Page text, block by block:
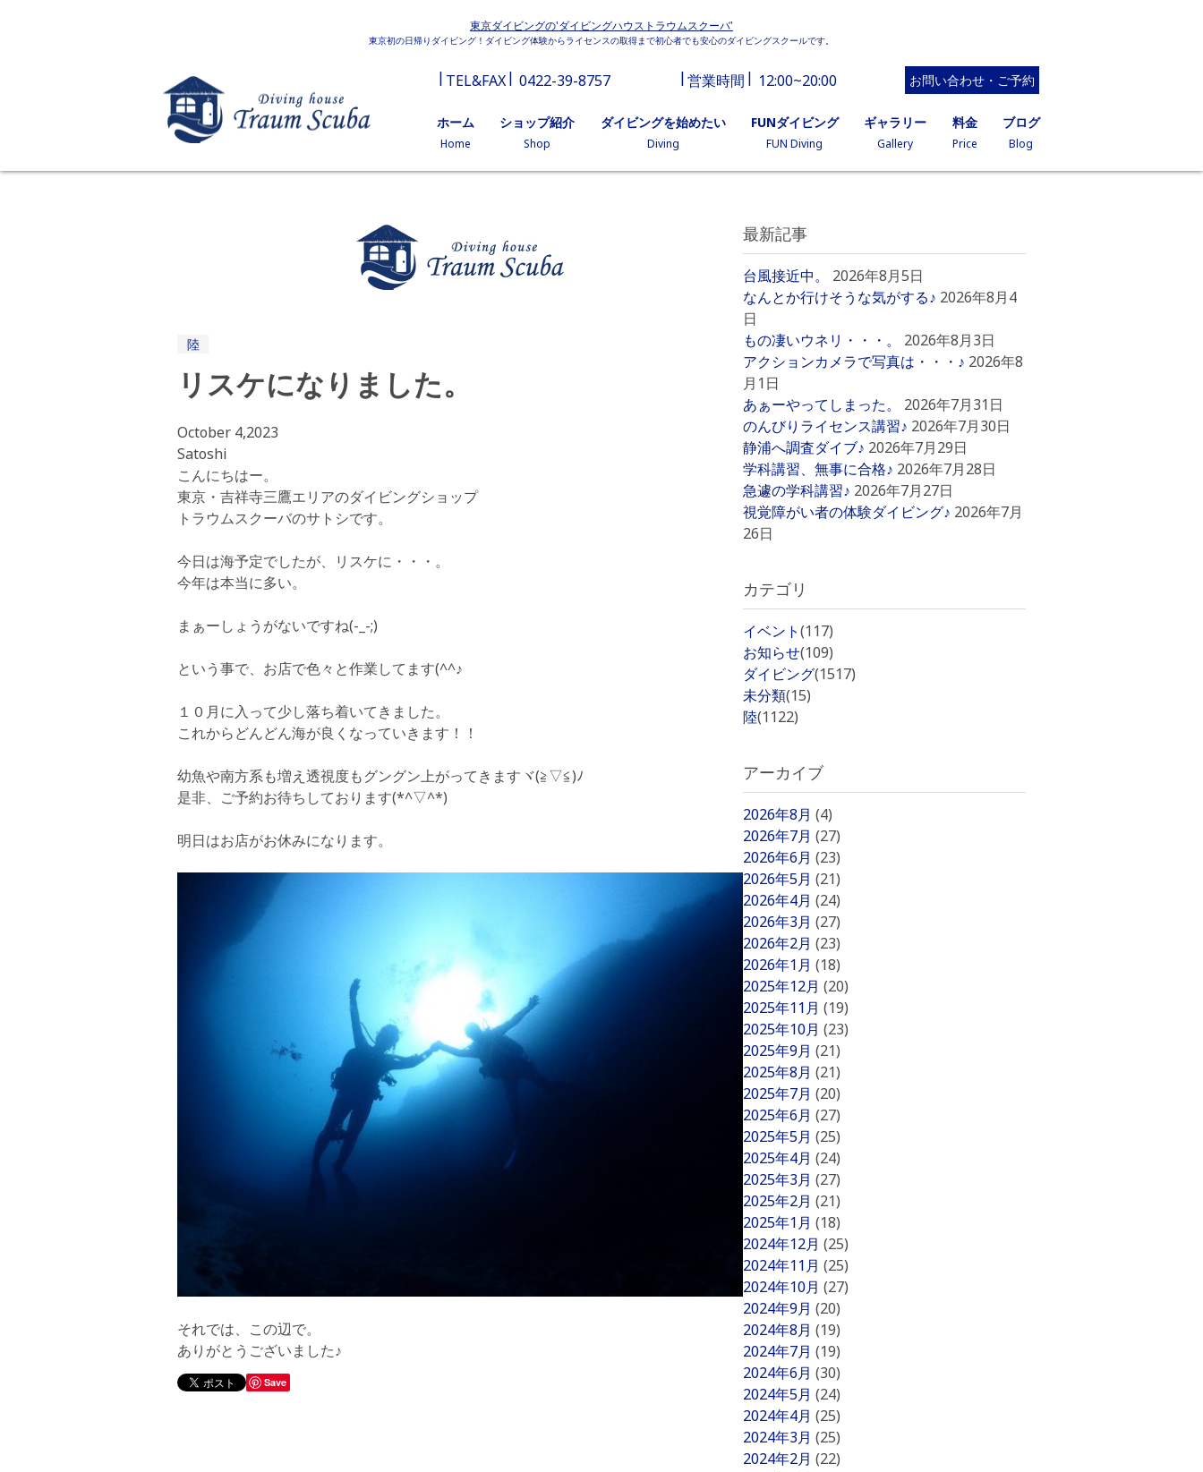
東京ダイビングの'ダイビングハウストラウムスクーバ'
東京初の日帰りダイビング！ダイビング体験からライセンスの取得まで初心者でも安心のダイビングスクールです。
TEL&FAX 0422-39-8757 営業時間 12:00~20:00 お問い合わせ・ご予約
ホーム
Home
ショップ紹介
Shop
ダイビングを始めたい
Diving
FUNダイビング
FUN Diving
ギャラリー
Gallery
料金
Price
ブログ
Blog
陸
リスケになりました。
October 4,2023
Satoshi
こんにちはー。
東京・吉祥寺三鷹エリアのダイビングショップ
トラウムスクーバのサトシです。
今日は海予定でしたが、リスケに・・・。
今年は本当に多い。
まぁーしょうがないですね(-_-;)
という事で、お店で色々と作業してます(^^♪
１０月に入って少し落ち着いてきました。
これからどんどん海が良くなっていきます！！
幼魚や南方系も増え透視度もグングン上がってきますヾ(≧▽≦)ﾉ
是非、ご予約お待ちしております(*^▽^*)
明日はお店がお休みになります。
それでは、この辺で。
ありがとうございました♪
Save
最新記事
台風接近中。
2026年8月5日
なんとか行けそうな気がする♪ 2026年8月4
日
もの凄いウネリ・・・。
2026年8月3日
アクションカメラで写真は・・・♪ 2026年8
月1日
あぁーやってしまった。
2026年7月31日
のんびりライセンス講習♪ 2026年7月30日
静浦へ調査ダイブ♪ 2026年7月29日
学科講習、無事に合格♪ 2026年7月28日
急遽の学科講習♪ 2026年7月27日
視覚障がい者の体験ダイビング♪ 2026年7月
26日
カテゴリ
イベント(117)
お知らせ(109)
ダイビング(1517)
未分類(15)
陸(1122)
アーカイブ
2026年8月 (4)
2026年7月 (27)
2026年6月 (23)
2026年5月 (21)
2026年4月 (24)
2026年3月 (27)
2026年2月 (23)
2026年1月 (18)
2025年12月 (20)
2025年11月 (19)
2025年10月 (23)
2025年9月 (21)
2025年8月 (21)
2025年7月 (20)
2025年6月 (27)
2025年5月 (25)
2025年4月 (24)
2025年3月 (27)
2025年2月 (21)
2025年1月 (18)
2024年12月 (25)
2024年11月 (25)
2024年10月 (27)
2024年9月 (20)
2024年8月 (19)
2024年7月 (19)
2024年6月 (30)
2024年5月 (24)
2024年4月 (25)
2024年3月 (25)
2024年2月 (22)